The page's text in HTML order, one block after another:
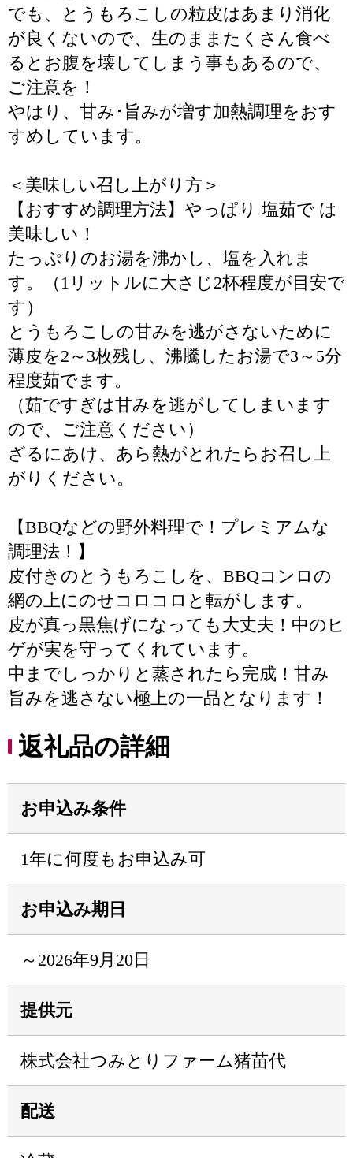
でも、とうもろこしの粒皮はあまり消化
が良くないので、生のままたくさん食べ
るとお腹を壊してしまう事もあるので、
ご注意を！
やはり、甘み･旨みが増す加熱調理をおす
すめしています。
＜美味しい召し上がり方＞
【おすすめ調理方法】やっぱり 塩茹で は
美味しい！
たっぷりのお湯を沸かし、塩を入れま
す。（1リットルに大さじ2杯程度が目安で
す）
とうもろこしの甘みを逃がさないために
薄皮を2～3枚残し、沸騰したお湯で3～5分
程度茹でます。
（茹ですぎは甘みを逃がしてしまいます
ので、ご注意ください）
ざるにあけ、あら熱がとれたらお召し上
がりください。
【BBQなどの野外料理で！プレミアムな
調理法！】
皮付きのとうもろこしを、BBQコンロの
網の上にのせコロコロと転がします。
皮が真っ黒焦げになっても大丈夫！中のヒ
ゲが実を守ってくれています。
中までしっかりと蒸されたら完成！甘み
旨みを逃さない極上の一品となります！
返礼品の詳細
お申込み条件
1年に何度もお申込み可
お申込み期日
～2026年9月20日
提供元
株式会社つみとりファーム猪苗代
配送